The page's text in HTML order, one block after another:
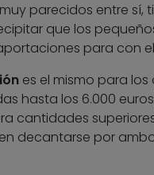
parecidos entre sí,
que los
para con
es el mismo para los
hasta los 6.000
cantidades
decantarse por